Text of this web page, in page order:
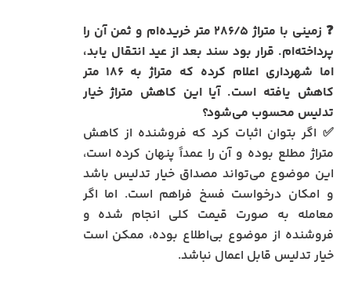
❓
زمینی با متراژ ۲۸۶/۵ متر خریده‌ام و ثمن آن را
پرداخته‌ام. قرار بود سند بعد از عید انتقال یابد،
اما شهرداری اعلام کرده که متراژ به ۱۸۶ متر
کاهش یافته است. آیا این کاهش متراژ خیار
تدلیس محسوب می‌شود؟
✅ اگر بتوان اثبات کرد که فروشنده از کاهش
متراژ مطلع بوده و آن را عمداً پنهان کرده است،
این موضوع می‌تواند مصداق خیار تدلیس باشد
و امکان درخواست فسخ فراهم است. اما اگر
معامله به صورت قیمت کلی انجام شده و
فروشنده از موضوع بی‌اطلاع بوده، ممکن است
خیار تدلیس قابل اعمال نباشد.